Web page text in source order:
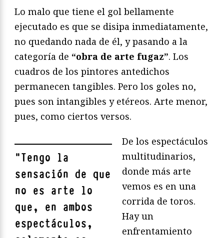
Lo malo que tiene el gol bellamente
ejecutado es que se disipa inmediatamente,
no quedando nada de él, y pasando a la
categoría de “obra de arte fugaz”. Los
cuadros de los pintores antedichos
permanecen tangibles. Pero los goles no,
pues son intangibles y etéreos. Arte menor,
pues, como ciertos versos.
"Tengo la
sensación de que
no es arte lo
que, en ambos
espectáculos,
De los espectáculos
multitudinarios,
donde más arte
vemos es en una
corrida de toros.
Hay un
enfrentamiento